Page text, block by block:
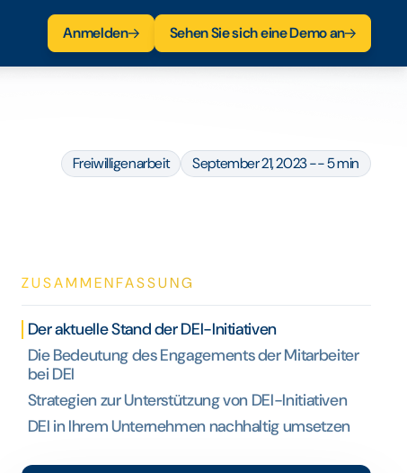
Anmelden Sehen Sie sich eine Demo an
Freiwilligenarbeit September 21, 2023 -- 5 min
ZUSAMMENFASSUNG
Der aktuelle Stand der DEI-Initiativen
Die Bedeutung des Engagements der Mitarbeiter
bei DEI
Strategien zur Unterstützung von DEI-Initiativen
DEI in Ihrem Unternehmen nachhaltig umsetzen